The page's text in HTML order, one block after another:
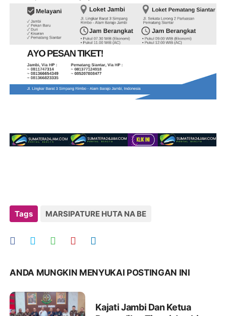
Tags MARSIPATURE HUTA NA BE
ANDA MUNGKIN MENYUKAI POSTINGAN INI
Kajati Jambi Dan Ketua